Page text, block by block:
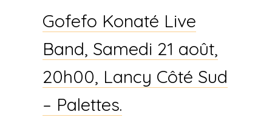
Gofefo Konaté Live
Band, Samedi 21 août,
20h00, Lancy Côté Sud
– Palettes.